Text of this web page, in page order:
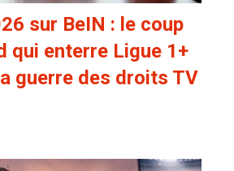
sur BeIN : le coup
qui enterre Ligue 1+
guerre des droits TV